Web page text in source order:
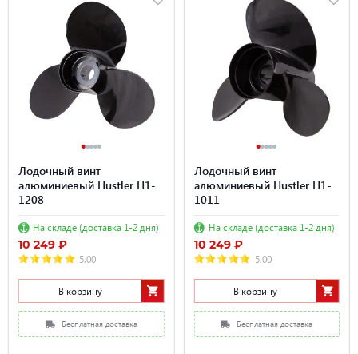
Лодочный винт
алюминиевый Hustler H1-
1208
На складе (доставка 1-2 дня)
10 249 ₽
5.00
В корзину
Бесплатная доставка
Лодочный винт
алюминиевый Hustler H1-
1011
На складе (доставка 1-2 дня)
10 249 ₽
5.00
В корзину
Бесплатная доставка